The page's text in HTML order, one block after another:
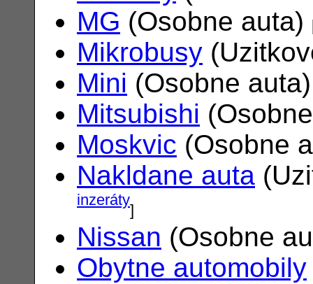
MG (Osobne auta)
Mikrobusy
Mini (Osobne
Mitsubishi
Moskvic (Osobne
Nakldane auta
inzeráty]
Nissan (Osobne
Obytne automobily